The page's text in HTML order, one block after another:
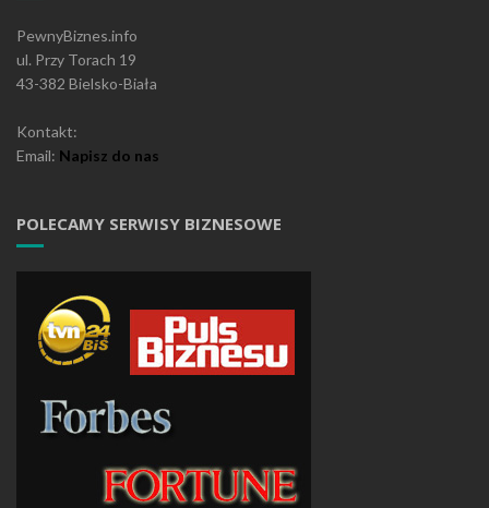
PewnyBiznes.info
ul. Przy Torach 19
43-382 Bielsko-Biała
Kontakt:
Email: Napisz do nas
POLECAMY SERWISY BIZNESOWE